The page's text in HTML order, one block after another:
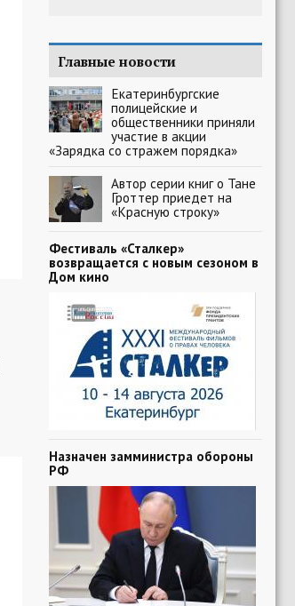
Главные новости
Екатеринбургские
полицейские и
общественники приняли
участие в акции
«Зарядка со стражем порядка»
Автор серии книг о Тане
Гроттер приедет на
«Красную строку»
Фестиваль «Сталкер»
возвращается с новым сезоном в
Дом кино
Назначен замминистра обороны
РФ